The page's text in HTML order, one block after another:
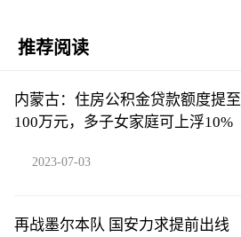
推荐阅读
内蒙古：住房公积金贷款额度提至
100万元，多子女家庭可上浮10%
2023-07-03
再战墨尔本队 国安力求提前出线